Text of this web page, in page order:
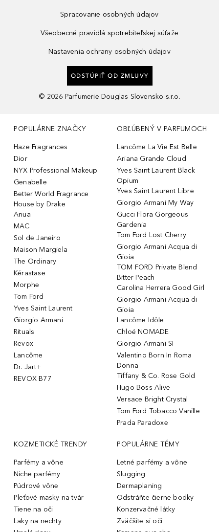
Spracovanie osobných údajov
Všeobecné pravidlá spotrebiteľskej súťaže
Nastavenia ochrany osobných údajov
ODSTÚPIŤ OD ZMLUVY
© 2026 Parfumerie Douglas Slovensko s.r.o.
POPULÁRNE ZNAČKY
Haze Fragrances
Dior
NYX Professional Makeup
Genabelle
Better World Fragrance
House by Drake
Anua
MAC
Sol de Janeiro
Maison Margiela
The Ordinary
Kérastase
Morphe
Tom Ford
Yves Saint Laurent
Giorgio Armani
Rituals
Revox
Lancôme
Dr. Jart+
REVOX B77
OBĽÚBENÝ V PARFUMOCH
Lancôme La Vie Est Belle
Ariana Grande Cloud
Yves Saint Laurent Black
Opium
Yves Saint Laurent Libre
Giorgio Armani My Way
Gucci Flora Gorgeous
Gardenia
Tom Ford Lost Cherry
Giorgio Armani Acqua di
Gioia
TOM FORD Private Blend
Bitter Peach
Carolina Herrera Good Girl
Giorgio Armani Acqua di
Gioia
Lancôme Idôle
Chloé NOMADE
Giorgio Armani Sì
Valentino Born In Roma
Donna
Tiffany & Co. Rose Gold
Hugo Boss Alive
Versace Bright Crystal
Tom Ford Tobacco Vanille
Prada Paradoxe
KOZMETICKÉ TRENDY
Parfémy a vône
Niche parfémy
Púdrové vône
Pleťové masky na tvár
Tiene na oči
Laky na nechty
POPULÁRNE TÉMY
Letné parfémy a vône
Slugging
Dermaplaning
Odstráňte čierne bodky
Konzervačné látky
Zväčšite si oči